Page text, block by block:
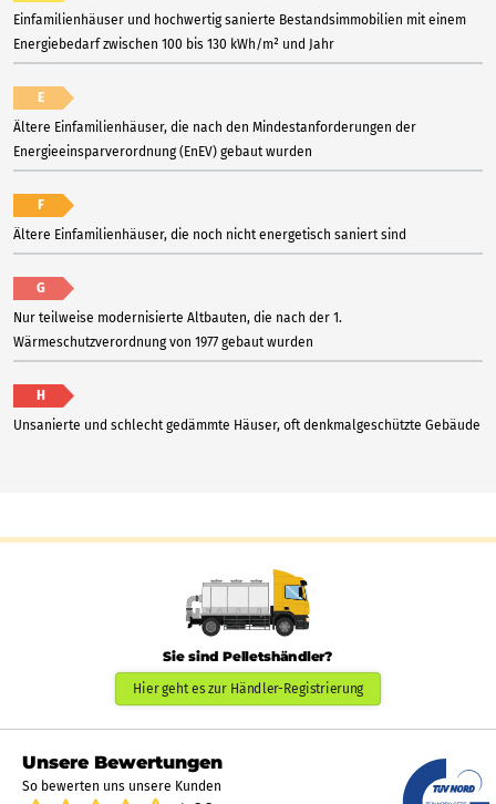
Einfamilienhäuser und hochwertig sanierte Bestandsimmobilien mit einem
Energiebedarf zwischen 100 bis 130 kWh/m² und Jahr
E
Ältere Einfamilienhäuser, die nach den Mindestanforderungen der
Energieeinsparverordnung (EnEV) gebaut wurden
F
Ältere Einfamilienhäuser, die noch nicht energetisch saniert sind
G
Nur teilweise modernisierte Altbauten, die nach der 1.
Wärmeschutzverordnung von 1977 gebaut wurden
H
Unsanierte und schlecht gedämmte Häuser, oft denkmalgeschützte Gebäude
Sie sind Pelletshändler?
Hier geht es zur Händler-Registrierung
Unsere Bewertungen
So bewerten uns unsere Kunden